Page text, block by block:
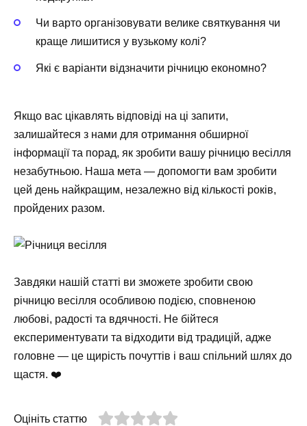
Чи варто організовувати велике святкування чи
краще лишитися у вузькому колі?
Які є варіанти відзначити річницю економно?
Якщо вас цікавлять відповіді на ці запити,
залишайтеся з нами для отримання обширної
інформації та порад, як зробити вашу річницю весілля
незабутньою. Наша мета — допомогти вам зробити
цей день найкращим, незалежно від кількості років,
пройдених разом.
Завдяки нашій статті ви зможете зробити свою
річницю весілля особливою подією, сповненою
любові, радості та вдячності. Не бійтеся
експериментувати та відходити від традицій, адже
головне — це щирість почуттів і ваш спільний шлях до
щастя. ❤️
Оцініть статтю